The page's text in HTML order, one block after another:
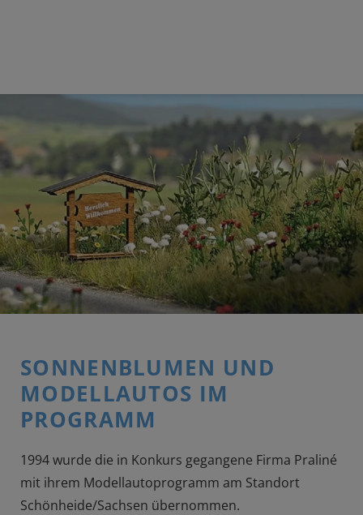
SONNENBLUMEN UND
MODELLAUTOS IM
PROGRAMM
1994 wurde die in Konkurs gegangene Firma Praliné
mit ihrem Modellautoprogramm am Standort
Schönheide/Sachsen übernommen.